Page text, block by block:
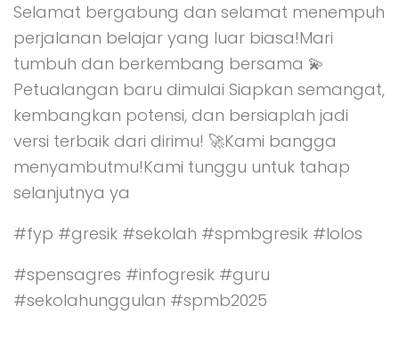
Selamat bergabung dan selamat menempuh
perjalanan belajar yang luar biasa!Mari
tumbuh dan berkembang bersama 💫
Petualangan baru dimulai Siapkan semangat,
kembangkan potensi, dan bersiaplah jadi
versi terbaik dari dirimu! 🚀Kami bangga
menyambutmu!Kami tunggu untuk tahap
selanjutnya ya
#fyp #gresik #sekolah #spmbgresik #lolos
#spensagres #infogresik #guru
#sekolahunggulan #spmb2025